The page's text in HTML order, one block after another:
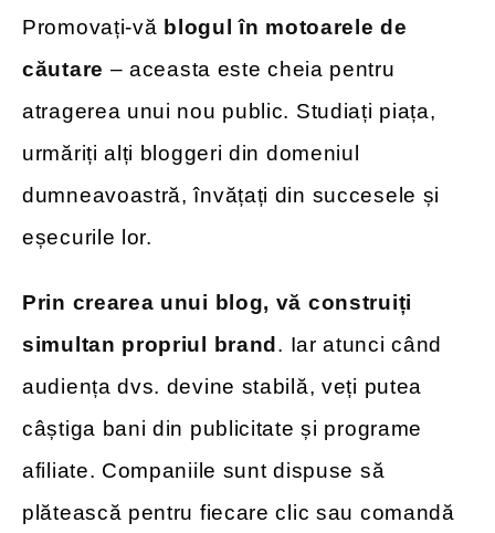
Promovați-vă blogul în motoarele de
căutare – aceasta este cheia pentru
atragerea unui nou public. Studiați piața,
urmăriți alți bloggeri din domeniul
dumneavoastră, învățați din succesele și
eșecurile lor.
Prin crearea unui blog, vă construiți
simultan propriul brand . Iar atunci când
audiența dvs. devine stabilă, veți putea
câștiga bani din publicitate și programe
afiliate. Companiile sunt dispuse să
plătească pentru fiecare clic sau comandă